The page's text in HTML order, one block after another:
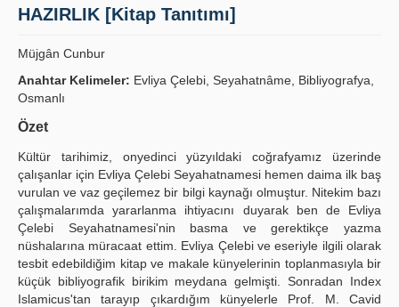
Writing Rules
Principles
Publication Policies
Guidelines
Contact Us
HAZIRLIK [Kitap Tanıtımı]
Müjgân Cunbur
Anahtar Kelimeler: Evliya Çelebi, Seyahatnâme, Bibliyografya,
Osmanlı
Özet
Kültür tarihimiz, onyedinci yüzyıldaki coğrafyamız üzerinde
çalışanlar için Evliya Çelebi Seyahatnamesi hemen daima ilk baş
vurulan ve vaz geçilemez bir bilgi kaynağı olmuştur. Nitekim bazı
çalışmalarımda yararlanma ihtiyacını duyarak ben de Evliya
Çelebi Seyahatnamesi'nin basma ve gerektikçe yazma
nüshalarına müracaat ettim. Evliya Çelebi ve eseriyle ilgili olarak
tesbit edebildiğim kitap ve makale künyelerinin toplanmasıyla bir
küçük bibliyografik birikim meydana gelmişti. Sonradan Index
Islamicus'tan tarayıp çıkardığım künyelerle Prof. M. Cavid